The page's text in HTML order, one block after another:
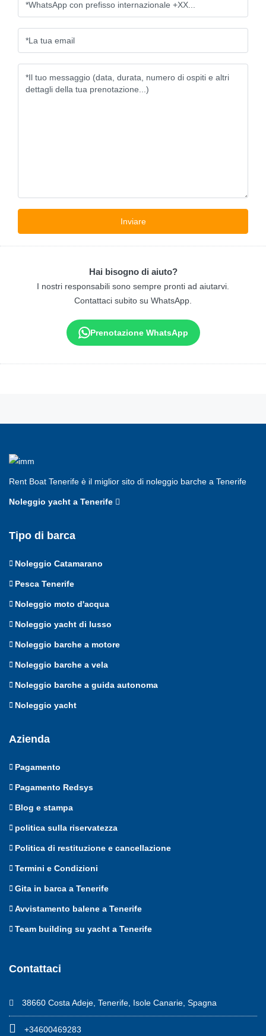
Hai bisogno di aiuto?
I nostri responsabili sono sempre pronti ad aiutarvi.
Contattaci subito su WhatsApp.
Prenotazione WhatsApp
Rent Boat Tenerife è il miglior sito di noleggio barche a Tenerife
Noleggio yacht a Tenerife
Tipo di barca
Noleggio Catamarano
Pesca Tenerife
Noleggio moto d'acqua
Noleggio yacht di lusso
Noleggio barche a motore
Noleggio barche a vela
Noleggio barche a guida autonoma
Noleggio yacht
Azienda
Pagamento
Pagamento Redsys
Blog e stampa
politica sulla riservatezza
Politica di restituzione e cancellazione
Termini e Condizioni
Gita in barca a Tenerife
Avvistamento balene a Tenerife
Team building su yacht a Tenerife
Contattaci
38660 Costa Adeje, Tenerife, Isole Canarie, Spagna
+34600469283